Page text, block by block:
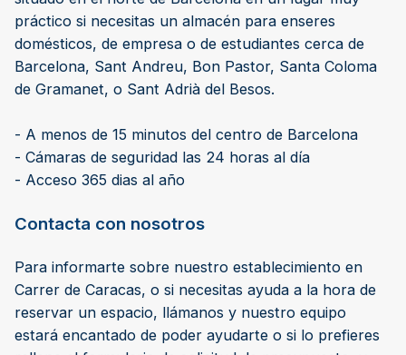
práctico si necesitas un almacén para enseres
domésticos, de empresa o de estudiantes cerca de
Barcelona, Sant Andreu, Bon Pastor, Santa Coloma
de Gramanet, o Sant Adrià del Besos.
- A menos de 15 minutos del centro de Barcelona
- Cámaras de seguridad las 24 horas al día
- Acceso 365 dias al año
Contacta con nosotros
Para informarte sobre nuestro establecimiento en
Carrer de Caracas, o si necesitas ayuda a la hora de
reservar un espacio, llámanos y nuestro equipo
estará encantado de poder ayudarte o si lo prefieres